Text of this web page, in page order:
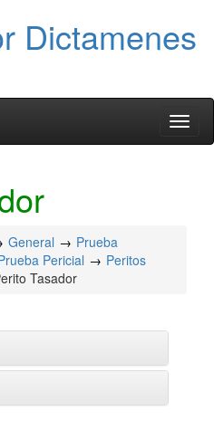
Dictamenes
General
Prueba
Pericial
Peritos
Tasador